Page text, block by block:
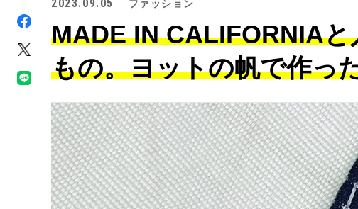
2023.09.05 ファッション
MADE IN CALIFORNIA
もの。ヨットの帆で作っ